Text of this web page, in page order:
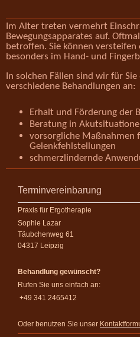
Im Alter treten vermehrt
Bewegungsapparates auf.
betroffen. Sie können versteifen
besonders im Hand- und
In solchen Fällen sind wir für
verschiedene Behandlungen an:
Erhalt und Förderung der
Beratung in
vorsorgliche Maßnahmen
Gelenkfehlstellungen
schmerzlindernde
Terminvereinbarung
Praxis für Ergotherapie
Sophie Lazar
Täubchenweg 61
04317 Leipzig
Behandlung gewünscht?
Rufen Sie uns einfach an:
+49 341 2465412
Oder benutzen Sie unser